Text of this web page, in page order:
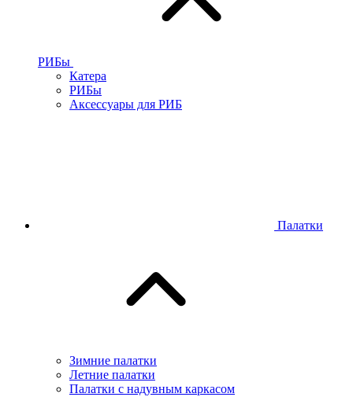
РИБы
Катера
РИБы
Аксессуары для РИБ
Палатки
Зимние палатки
Летние палатки
Палатки с надувным каркасом